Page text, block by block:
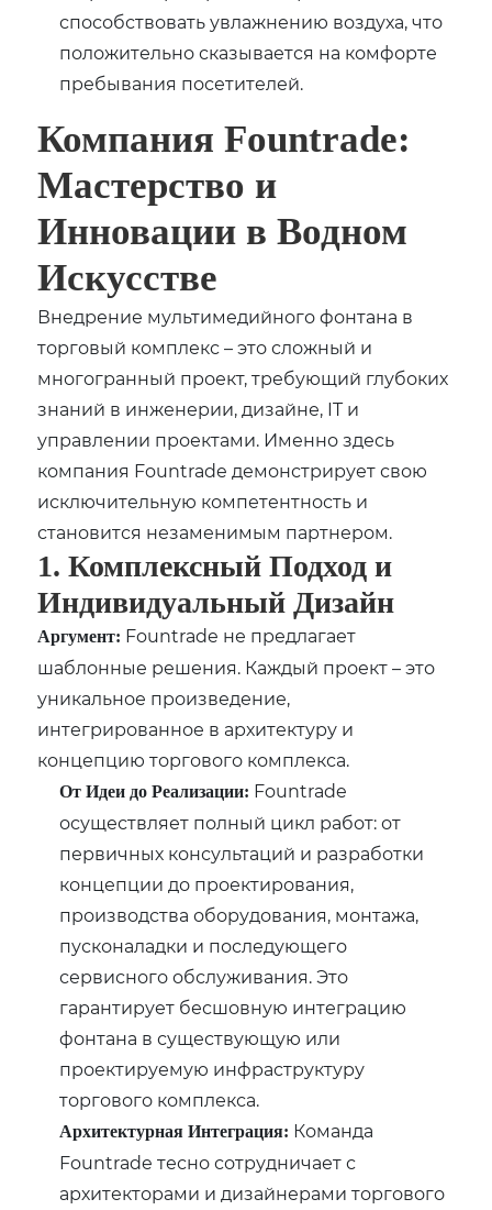
способствовать увлажнению воздуха, что
положительно сказывается на комфорте
пребывания посетителей.
Компания Fountrade:
Мастерство и
Инновации в Водном
Искусстве
Внедрение мультимедийного фонтана в
торговый комплекс – это сложный и
многогранный проект, требующий глубоких
знаний в инженерии, дизайне, IT и
управлении проектами. Именно здесь
компания Fountrade демонстрирует свою
исключительную компетентность и
становится незаменимым партнером.
1. Комплексный Подход и
Индивидуальный Дизайн
Аргумент: Fountrade не предлагает
шаблонные решения. Каждый проект – это
уникальное произведение,
интегрированное в архитектуру и
концепцию торгового комплекса.
От Идеи до Реализации: Fountrade
осуществляет полный цикл работ: от
первичных консультаций и разработки
концепции до проектирования,
производства оборудования, монтажа,
пусконаладки и последующего
сервисного обслуживания. Это
гарантирует бесшовную интеграцию
фонтана в существующую или
проектируемую инфраструктуру
торгового комплекса.
Архитектурная Интеграция: Команда
Fountrade тесно сотрудничает с
архитекторами и дизайнерами торгового